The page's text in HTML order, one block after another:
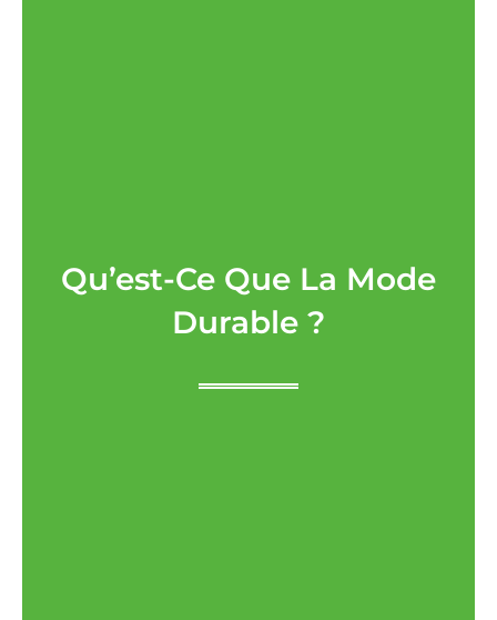
Qu’est-Ce Que La Mode
Durable ?